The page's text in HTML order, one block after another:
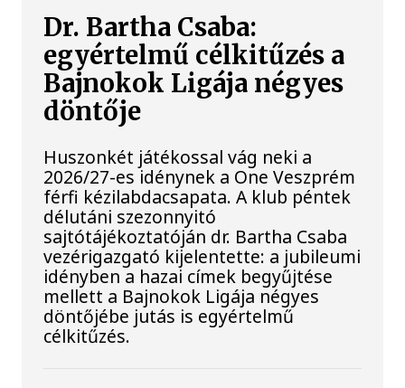
Dr. Bartha Csaba:
egyértelmű célkitűzés a
Bajnokok Ligája négyes
döntője
Huszonkét játékossal vág neki a
2026/27-es idénynek a One Veszprém
férfi kézilabdacsapata. A klub péntek
délutáni szezonnyitó
sajtótájékoztatóján dr. Bartha Csaba
vezérigazgató kijelentette: a jubileumi
idényben a hazai címek begyűjtése
mellett a Bajnokok Ligája négyes
döntőjébe jutás is egyértelmű
célkitűzés.